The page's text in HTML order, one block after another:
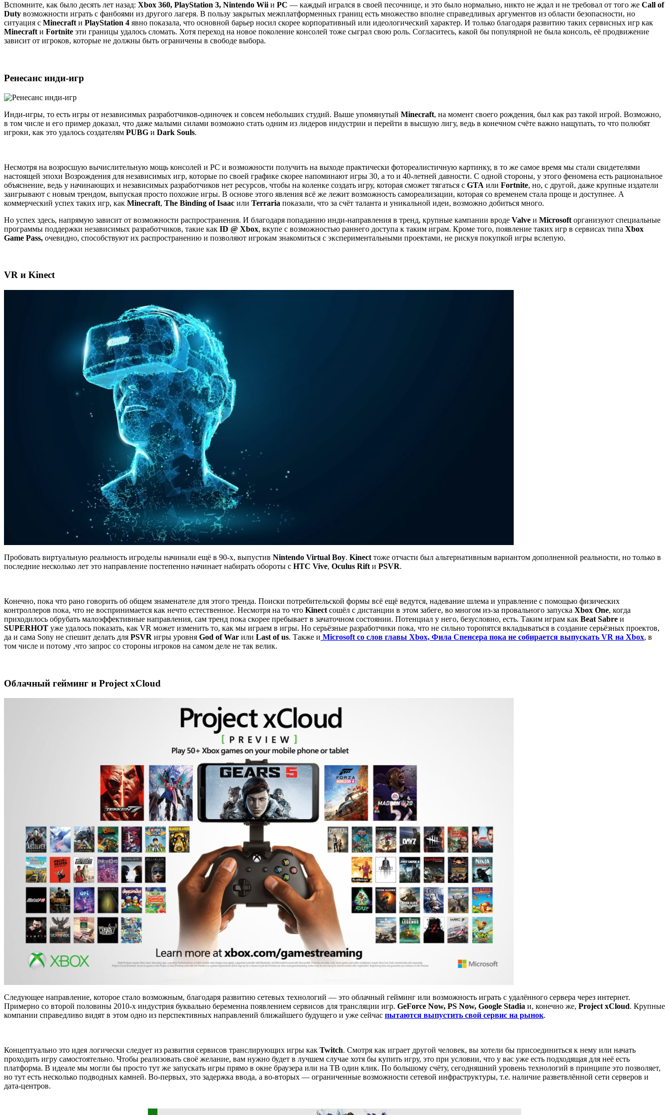
Вспомните, как было десять лет назад: Xbox 360, PlayStation 3, Nintendo Wii и PC — каждый игрался в своей песочнице, и это было нормально, никто не ждал и не требовал от того же Call of
Duty возможности играть c фанбоями из другого лагеря. В пользу закрытых межплатформенных границ есть множество вполне справедливых аргументов из области безопасности, но
ситуация с Minecraft и PlayStation 4 явно показала, что основной барьер носил скорее корпоративный или идеологический характер. И только благодаря развитию таких сервисных игр как
Minecraft и Fortnite эти границы удалось сломать. Хотя переход на новое поколение консолей тоже сыграл свою роль. Согласитесь, какой бы популярной не была консоль, её продвижение
зависит от игроков, которые не должны быть ограничены в свободе выбора.
Ренесанс инди-игр
Инди-игры, то есть игры от независимых разработчиков-одиночек и совсем небольших студий. Выше упомянутый Minecraft, на момент своего рождения, был как раз такой игрой. Возможно,
в том числе и его пример доказал, что даже малыми силами возможно стать одним из лидеров индустрии и перейти в высшую лигу, ведь в конечном счёте важно нащупать, то что полюбят
игроки, как это удалось создателям PUBG и Dark Souls.
Несмотря на возросшую вычислительную мощь консолей и PC и возможности получить на выходе практически фотореалистичную картинку, в то же самое время мы стали свидетелями
настоящей эпохи Возрождения для независимых игр, которые по своей графике скорее напоминают игры 30, а то и 40-летней давности. С одной стороны, у этого феномена есть рациональное
объяснение, ведь у начинающих и независимых разработчиков нет ресурсов, чтобы на коленке создать игру, которая сможет тягаться с GTA или Fortnite, но, с другой, даже крупные издатели
заигрывают с новым трендом, выпуская просто похожие игры. В основе этого явления всё же лежит возможность самореализации, которая со временем стала проще и доступнее. А
коммерческий успех таких игр, как Minecraft, The Binding of Isaac или Terraria показали, что за счёт таланта и уникальной идеи, возможно добиться много.
Но успех здесь, напрямую зависит от возможности распространения. И благодаря попаданию инди-направления в тренд, крупные кампании вроде Valve и Microsoft организуют специальные
программы поддержки независимых разработчиков, такие как ID @ Xbox, вкупе с возможностью раннего доступа к таким играм. Кроме того, появление таких игр в сервисах типа Xbox
Game Pass, очевидно, способствуют их распространению и позволяют игрокам знакомиться с экспериментальными проектами, не рискуя покупкой игры вслепую.
VR и Kinect
Пробовать виртуальную реальность игроделы начинали ещё в 90-х, выпустив Nintendo Virtual Boy. Kinect тоже отчасти был альтернативным вариантом дополненной реальности, но только в
последние несколько лет это направление постепенно начинает набирать обороты с HTC Vive, Oculus Rift и PSVR.
Конечно, пока что рано говорить об общем знаменателе для этого тренда. Поиски потребительской формы всё ещё ведутся, надевание шлема и управление с помощью физических
контроллеров пока, что не воспринимается как нечто естественное. Несмотря на то что Kinect сошёл с дистанции в этом забеге, во многом из-за провального запуска Xbox One, когда
приходилось обрубать малоэффективные направления, сам тренд пока скорее пребывает в зачаточном состоянии. Потенциал у него, безусловно, есть. Таким играм как Beat Sabre и
SUPERHOT уже удалось показать, как VR может изменить то, как мы играем в игры. Но серьёзные разработчики пока, что не сильно торопятся вкладываться в создание серьёзных проектов,
да и сама Sony не спешит делать для PSVR игры уровня God of War или Last of us. Также и Microsoft со слов главы Xbox, Фила Спенсера пока не собирается выпускать VR на Xbox, в
том числе и потому ,что запрос со стороны игроков на самом деле не так велик.
Облачный гейминг и Project xCloud
Следующее направление, которое стало возможным, благодаря развитию сетевых технологий — это облачный гейминг или возможность играть с удалённого сервера через интернет.
Примерно со второй половины 2010-х индустрия буквально беременна появлением сервисов для трансляции игр. GeForce Now, PS Now, Google Stadia и, конечно же, Project xCloud. Крупные
компании справедливо видят в этом одно из перспективных направлений ближайшего будущего и уже сейчас пытаются выпустить свой сервис на рынок.
Концептуально это идея логически следует из развития сервисов транслирующих игры как Twitch. Смотря как играет другой человек, вы хотели бы присоединиться к нему или начать
проходить игру самостоятельно. Чтобы реализовать своё желание, вам нужно будет в лучшем случае хотя бы купить игру, это при условии, что у вас уже есть подходящая для неё есть
платформа. В идеале мы могли бы просто тут же запускать игры прямо в окне браузера или на ТВ один клик. По большому счёту, сегодняшний уровень технологий в принципе это позволяет,
но тут есть несколько подводных камней. Во-первых, это задержка ввода, а во-вторых — ограниченные возможности сетевой инфраструктуры, т.е. наличие разветвлённой сети серверов и
дата-центров.